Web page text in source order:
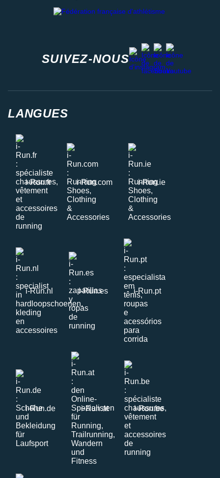
SUIVEZ-NOUS
instagram
facebook
stravayoutube
LANGUES
i-Run.fr i-Run.com i-Run.ie
i-Run.nl i-Run.es i-Run.pt
i-Run.de i-Run.at i-Run.be